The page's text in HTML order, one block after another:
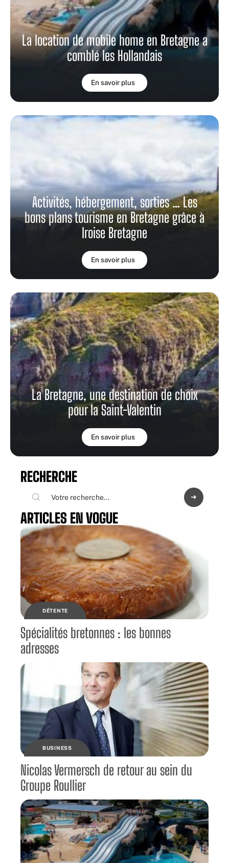
La location de mobile home en Bretagne a
comblé les Hollandais
En savoir plus
Activités, hébergement, sorties … Les
bons plans tourisme en Bretagne grâce à
Iroise Bretagne
En savoir plus
La Bretagne, une destination de choix
pour la Saint-Valentin
En savoir plus
RECHERCHE
ARTICLES EN VOGUE
DÉTENTE
Spécialités bretonnes : les bonnes
adresses
BUSINESS
Nicolas Vermersch de retour au sein du
Groupe Roullier